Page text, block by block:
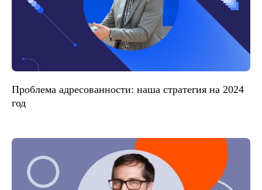
Проблема адресованности: наша стратегия на 2024
год